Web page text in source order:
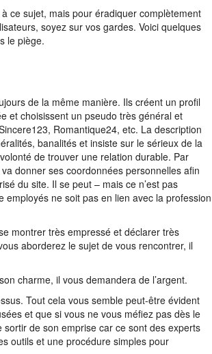
ce sujet, mais pour éradiquer complètement
soyez sur vos gardes. Voici quelques
le piège.
de la même manière. Ils créent un profil
et choisissent un pseudo très général et
Romantique24, etc. La description
banalités et insiste sur le sérieux de la
de trouver une relation durable. Par
donner ses coordonnées personnelles afin
du site. Il se peut – mais ce n’est pas
employés ne soit pas en lien avec la profession
montrer très empressé et déclarer très
aborderez le sujet de vous rencontrer, il
charme, il vous demandera de l’argent.
Tout cela vous semble peut-être évident
et que si vous ne vous méfiez pas dès le
de son emprise car ce sont des experts
outils et une procédure simples pour